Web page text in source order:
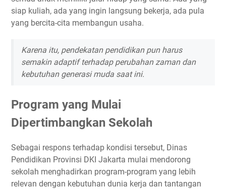
siap kuliah, ada yang ingin langsung bekerja, ada pula
yang bercita-cita membangun usaha.
Karena itu, pendekatan pendidikan pun harus
semakin adaptif terhadap perubahan zaman dan
kebutuhan generasi muda saat ini.
Program yang Mulai
Dipertimbangkan Sekolah
Sebagai respons terhadap kondisi tersebut, Dinas
Pendidikan Provinsi DKI Jakarta mulai mendorong
sekolah menghadirkan program-program yang lebih
relevan dengan kebutuhan dunia kerja dan tantangan